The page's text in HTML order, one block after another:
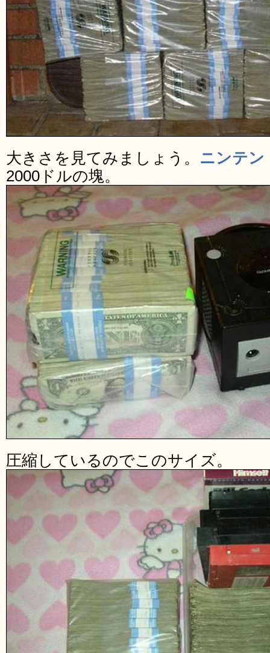
大きさを見てみましょう。 ニンテン
2000ドルの塊。
圧縮しているのでこのサイズ。